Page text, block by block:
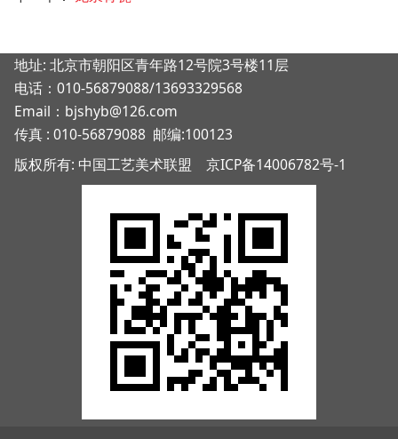
地址: 北京市朝阳区青年路12号院3号楼11层
电话：010-56879088/13693329568
Email：bjshyb@126.com
传真 : 010-56879088 邮编:100123
版权所有: 中国工艺美术联盟 京ICP备14006782号-1